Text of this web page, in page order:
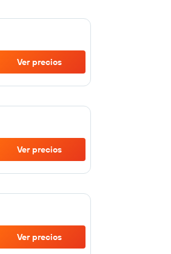
Ver precios
Ver precios
Ver precios